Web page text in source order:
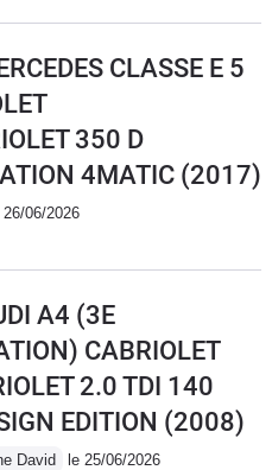
CLASSE E 5
350 D
4MATIC (2017)
26/06/2026
A4 (3E
CABRIOLET
2.0 TDI 140
EDITION (2008)
David le 25/06/2026